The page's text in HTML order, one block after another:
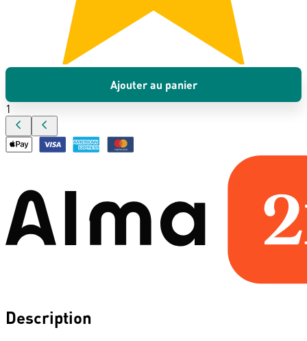
Ajouter au panier
1
Description